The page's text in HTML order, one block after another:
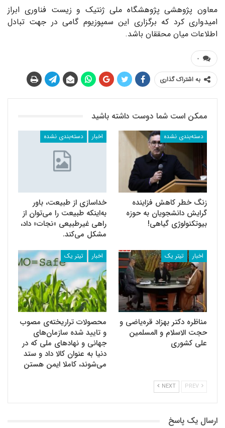
معاون پژوهشی پژوهشگاه ملی ژنتیک و زیست فناوری ابراز
امیدواری کرد که برگزاری این سمپوزیوم گامی در جهت تبادل
اطلاعات میان محققان باشد.
۰
به اشتراک گذاری
ممکن است شما دوست داشته باشید
دسته‌بندی نشده
زنگ خطر کاهش فزاینده
گرایش دانشجویان به حوزه
بیوتکنولوژی گیاهی!
اخبار دسته‌بندی نشده
خداسازی از طبیعت، باور
به‌‌اینکه طبیعت را می‌‌توان از
راهی غیرطبیعی «نجات» داد،
مشکل می‌‌کند.
اخبار تیتر یک
مناظره دکتر بهزاد قره‌‌یاضی و
حجت الاسلام و المسلمین
علی کشوری
اخبار تیتر یک
محصولات تراریخته‌ی مصوب
و تایید شده سازمان‌های
جهانی و نهادهای ملی که در
دنیا به عنوان کالا داد و ستد
می‌شوند، کاملا ایمن هستن
NEXT
ارسال یک پاسخ